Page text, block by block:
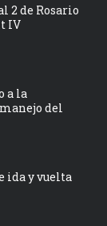
2 de Rosario
IV
a la
del
ida y vuelta